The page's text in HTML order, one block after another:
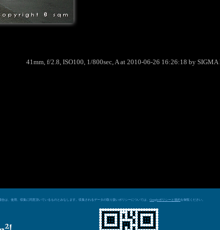
41mm, f/2.8, ISO100, 1/800sec, A at 2010-06-26 16:26:18 by SIGMA
は、使用、収集に同意頂いているものとみなします。収集されるデータの取り扱いポリシーについては、 Googleポリシーと規約を御覧ください。